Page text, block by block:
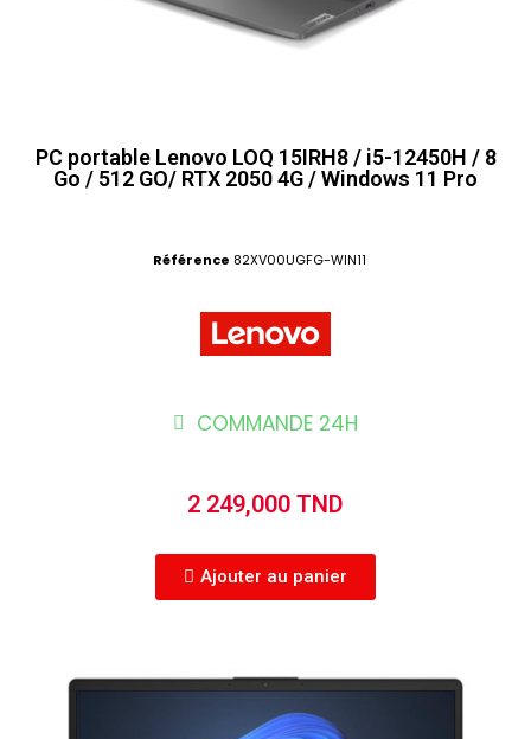
PC portable Lenovo LOQ 15IRH8 / i5-12450H / 8
Go / 512 GO/ RTX 2050 4G / Windows 11 Pro
Référence 82XV00UGFG-WIN11
COMMANDE 24H
2 249,000 TND
Ajouter au panier